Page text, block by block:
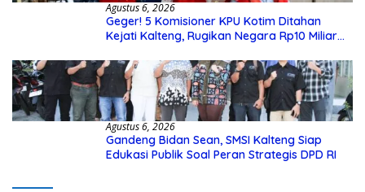
Agustus 6, 2026
Geger! 5 Komisioner KPU Kotim Ditahan
Kejati Kalteng, Rugikan Negara Rp10 Miliar
Agustus 6, 2026
Gandeng Bidan Sean, SMSI Kalteng Siap
Edukasi Publik Soal Peran Strategis DPD RI